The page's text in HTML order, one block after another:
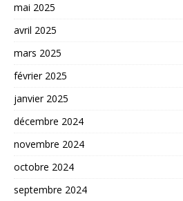
mai 2025
avril 2025
mars 2025
février 2025
janvier 2025
décembre 2024
novembre 2024
octobre 2024
septembre 2024